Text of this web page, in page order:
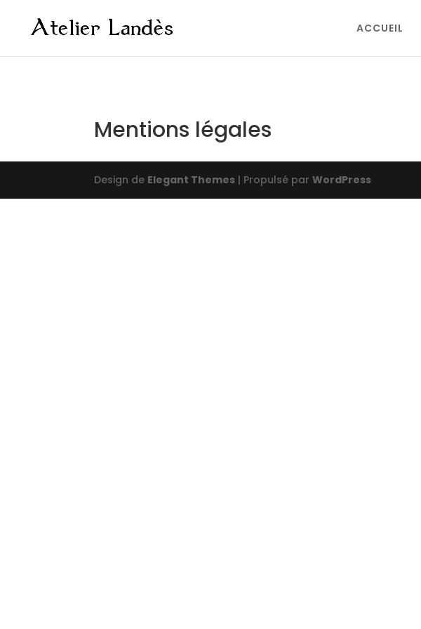
ACCUEIL
Mentions légales
Design de Elegant Themes | Propulsé parWordPress